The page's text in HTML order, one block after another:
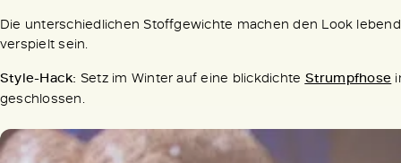
Die unterschiedlichen Stoffgewichte machen den Look
verspielt sein.
Style-Hack: Setz im Winter auf eine blickdichte Strumpfhose
geschlossen.